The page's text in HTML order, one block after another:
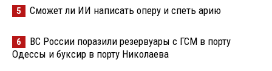
5 Сможет ли ИИ написать оперу и спеть арию
6
ВС России поразили резервуары с ГСМ в порту
Одессы и буксир в порту Николаева